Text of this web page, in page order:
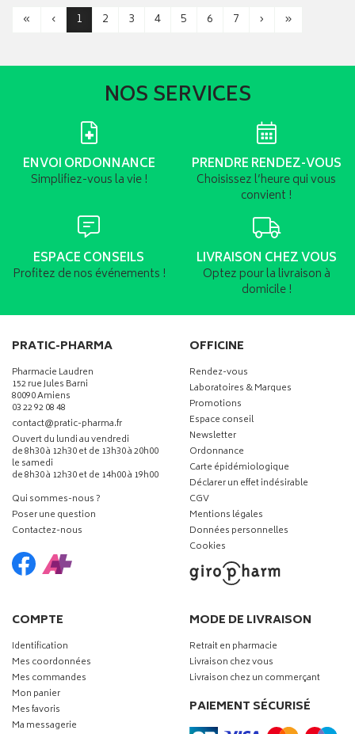
« ‹ 1 2 3 4 5 6 7 › »
NOS SERVICES
ENVOI ORDONNANCE
Simplifiez-vous la vie !
PRENDRE RENDEZ-VOUS
Choisissez l’heure qui vous
convient !
ESPACE CONSEILS
Profitez de nos événements !
LIVRAISON CHEZ VOUS
Optez pour la livraison à
domicile !
PRATIC-PHARMA
Pharmacie Laudren
152 rue Jules Barni
80090 Amiens
03 22 92 08 48
contact-
@-
pratic-pharma.fr
Ouvert du lundi au vendredi
de 8h30 à 12h30 et de 13h30 à 20h00
le samedi
de 8h30 à 12h30 et de 14h00 à 19h00
Qui sommes-nous ?
Poser une question
Contactez-nous
OFFICINE
Rendez-vous
Laboratoires & Marques
Promotions
Espace conseil
Newsletter
Ordonnance
Carte épidémiologique
Déclarer un effet indésirable
CGV
Mentions légales
Données personnelles
Cookies
COMPTE
Identification
Mes coordonnées
Mes commandes
Mon panier
Mes favoris
Ma messagerie
MODE DE LIVRAISON
Retrait en pharmacie
Livraison chez vous
Livraison chez un commerçant
PAIEMENT SÉCURISÉ